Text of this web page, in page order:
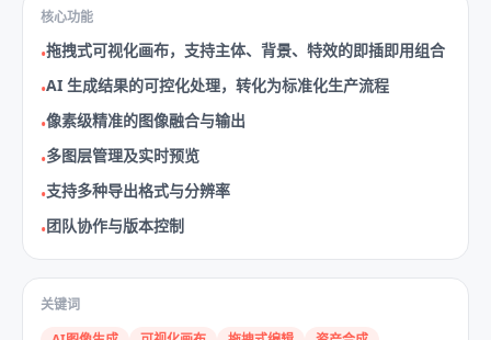
核心功能
•拖拽式可视化画布，支持主体、背景、特效的即插即用组合
•AI 生成结果的可控化处理，转化为标准化生产流程
•像素级精准的图像融合与输出
•多图层管理及实时预览
•支持多种导出格式与分辨率
•团队协作与版本控制
关键词